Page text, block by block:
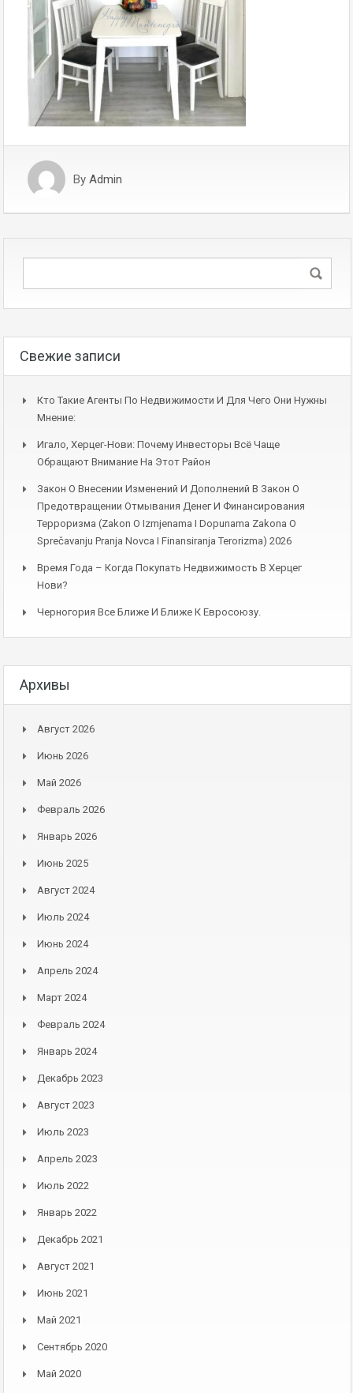
By Admin
Свежие записи
Кто Такие Агенты По Недвижимости И Для Чего Они Нужны
Мнение:
Игало, Херцег-Нови: Почему Инвесторы Всё Чаще
Обращают Внимание На Этот Район
Закон О Внесении Изменений И Дополнений В Закон О
Предотвращении Отмывания Денег И Финансирования
Терроризма (Zakon O Izmjenama I Dopunama Zakona O
Sprečavanju Pranja Novca I Finansiranja Terorizma) 2026
Время Года – Когда Покупать Недвижимость В Херцег
Нови?
Черногория Все Ближе И Ближе К Евросоюзу.
Архивы
Август 2026
Июнь 2026
Май 2026
Февраль 2026
Январь 2026
Июнь 2025
Август 2024
Июль 2024
Июнь 2024
Апрель 2024
Март 2024
Февраль 2024
Январь 2024
Декабрь 2023
Август 2023
Июль 2023
Апрель 2023
Июль 2022
Январь 2022
Декабрь 2021
Август 2021
Июнь 2021
Май 2021
Сентябрь 2020
Май 2020